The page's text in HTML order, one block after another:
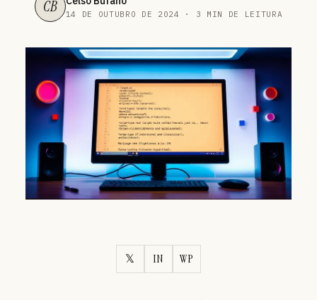
CB 14 DE OUTUBRO DE 2024 · 3 MIN DE LEITURA
𝕏 IN WP